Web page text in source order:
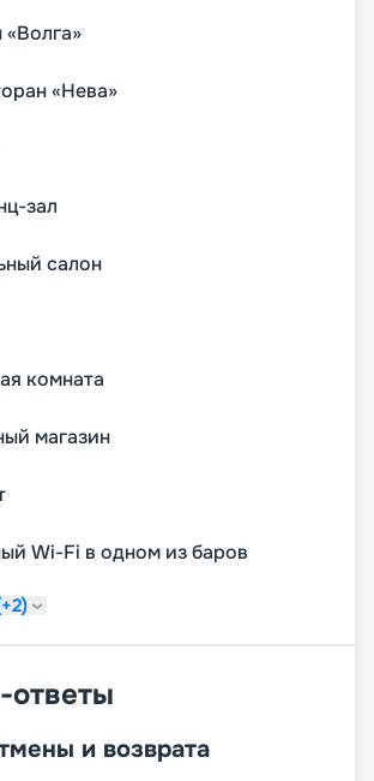
«Волга»
«Нева»
зал
салон
комната
магазин
Wi-Fi в одном из баров
и возврата